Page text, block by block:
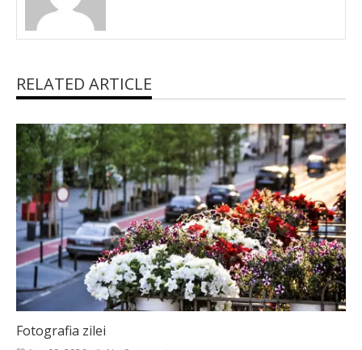
RELATED ARTICLE
Fotografia zilei